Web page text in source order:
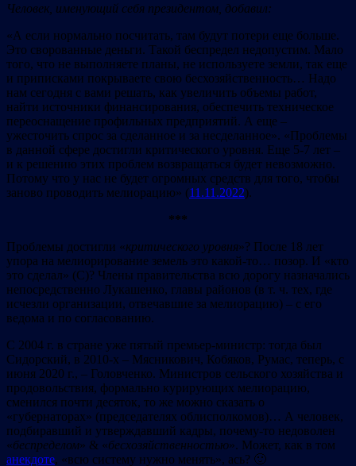
Человек, именующий себя президентом, добавил:
«А если нормально посчитать, там будут потери еще больше.
Это сворованные деньги. Такой беспредел недопустим. Мало
того, что не выполняете планы, не используете земли, так еще
и приписками покрываете свою бесхозяйственность… Надо
нам сегодня с вами решать, как увеличить объемы работ,
найти источники финансирования, обеспечить техническое
переоснащение профильных предприятий. А еще –
ужесточить спрос за сделанное и за несделанное». «Проблемы
в данной сфере достигли критического уровня. Еще 5-7 лет –
и к решению этих проблем возвращаться будет невозможно.
Потому что у нас не будет огромных средств для того, чтобы
заново проводить мелиорацию» (11.11.2022).
***
Проблемы достигли «критического уровня»? После 18 лет
упора на мелиорирование земель это какой-то… позор. И «кто
это сделал» (С)? Члены правительства всю дорогу назначались
непосредственно Лукашенко, главы районов (в т. ч. тех, где
исчезли организации, отвечавшие за мелиорацию) – с его
ведома и по согласованию.
С 2004 г. в стране уже пятый премьер-министр: тогда был
Сидорский, в 2010-х – Мясникович, Кобяков, Румас, теперь, с
июня 2020 г., – Головченко. Министров сельского хозяйства и
продовольствия, формально курирующих мелиорацию,
сменился почти десяток, то же можно сказать о
«губернаторах» (председателях облисполкомов)… А человек,
подбиравший и утверждавший кадры, почему-то недоволен
«беспределом» & «бесхозяйственностью». Может, как в том
анекдоте, «всю систему нужно менять», ась? 🙂